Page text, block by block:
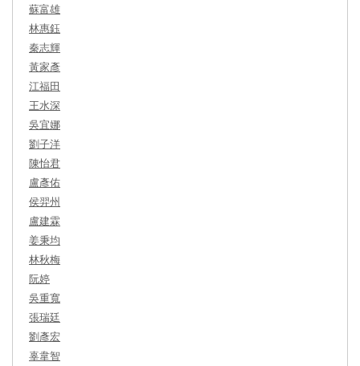
蘇富雄
林惠鈺
秦志輝
黃家彥
江福田
王水深
吳宜娜
劉子洋
陳怡君
盧彥佑
侯羿州
盧建霖
姜秉均
林秋梅
阮婷
吳重寬
張瑞廷
劉彥宏
辜韋智